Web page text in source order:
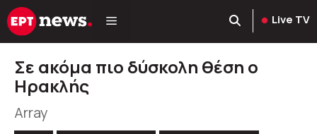
Μετάβαση
σε
Live TV
Σε ακόμα πιο δύσκολη θέση ο
Ηρακλής
Array